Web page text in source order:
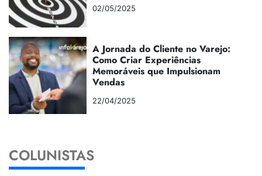
02/05/2025
A Jornada do Cliente no Varejo:
Como Criar Experiências
Memoráveis que Impulsionam
Vendas
22/04/2025
COLUNISTAS